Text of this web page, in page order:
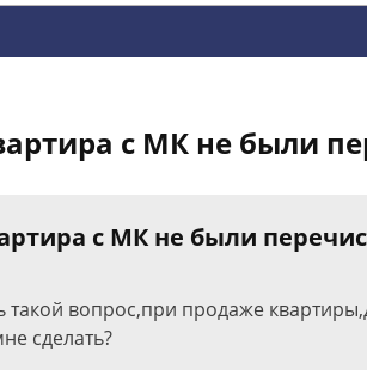
с МК не были
с МК не были
такой вопрос,при продаже
сделать?